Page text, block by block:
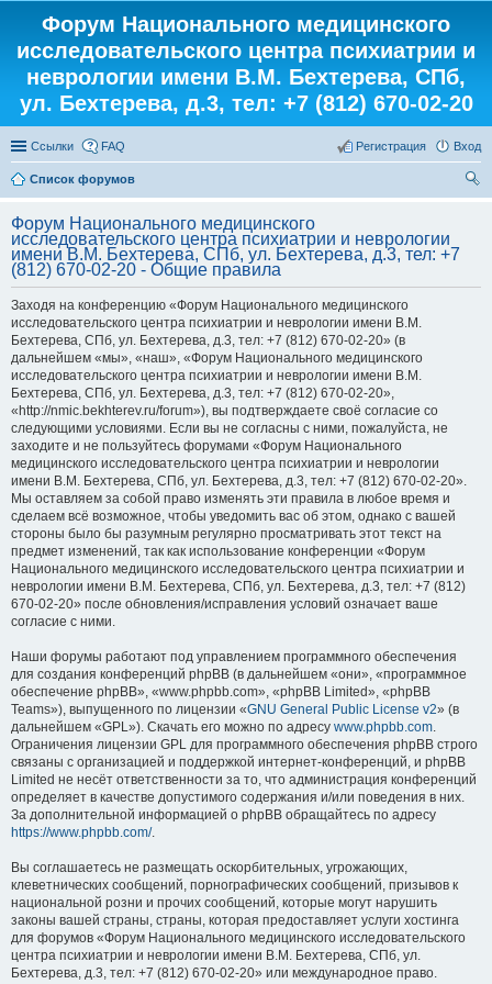
Форум Национального медицинского
исследовательского центра психиатрии и
неврологии имени В.М. Бехтерева, СПб,
ул. Бехтерева, д.3, тел: +7 (812) 670-02-20
Ссылки FAQ Вход
Регистрация
Список форумов
Форум Национального медицинского
исследовательского центра психиатрии и неврологии
имени В.М. Бехтерева, СПб, ул. Бехтерева, д.3, тел: +7
(812) 670-02-20 - Общие правила
Заходя на конференцию «Форум Национального медицинского
исследовательского центра психиатрии и неврологии имени В.М.
Бехтерева, СПб, ул. Бехтерева, д.3, тел: +7 (812) 670-02-20» (в
дальнейшем «мы», «наш», «Форум Национального медицинского
исследовательского центра психиатрии и неврологии имени В.М.
Бехтерева, СПб, ул. Бехтерева, д.3, тел: +7 (812) 670-02-20»,
«http://nmic.bekhterev.ru/forum»), вы подтверждаете своё согласие со
следующими условиями. Если вы не согласны с ними, пожалуйста, не
заходите и не пользуйтесь форумами «Форум Национального
медицинского исследовательского центра психиатрии и неврологии
имени В.М. Бехтерева, СПб, ул. Бехтерева, д.3, тел: +7 (812) 670-02-20».
Мы оставляем за собой право изменять эти правила в любое время и
сделаем всё возможное, чтобы уведомить вас об этом, однако с вашей
стороны было бы разумным регулярно просматривать этот текст на
предмет изменений, так как использование конференции «Форум
Национального медицинского исследовательского центра психиатрии и
неврологии имени В.М. Бехтерева, СПб, ул. Бехтерева, д.3, тел: +7 (812)
670-02-20» после обновления/исправления условий означает ваше
согласие с ними.
Наши форумы работают под управлением программного обеспечения
для создания конференций phpBB (в дальнейшем «они», «программное
обеспечение phpBB», «www.phpbb.com», «phpBB Limited», «phpBB
Teams»), выпущенного по лицензии «GNU General Public License v2» (в
дальнейшем «GPL»). Скачать его можно по адресу www.phpbb.com.
Ограничения лицензии GPL для программного обеспечения phpBB строго
связаны с организацией и поддержкой интернет-конференций, и phpBB
Limited не несёт ответственности за то, что администрация конференций
определяет в качестве допустимого содержания и/или поведения в них.
За дополнительной информацией о phpBB обращайтесь по адресу
https://www.phpbb.com/.
Вы соглашаетесь не размещать оскорбительных, угрожающих,
клеветнических сообщений, порнографических сообщений, призывов к
национальной розни и прочих сообщений, которые могут нарушить
законы вашей страны, страны, которая предоставляет услуги хостинга
для форумов «Форум Национального медицинского исследовательского
центра психиатрии и неврологии имени В.М. Бехтерева, СПб, ул.
Бехтерева, д.3, тел: +7 (812) 670-02-20» или международное право.